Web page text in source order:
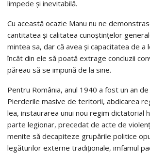
limpede şi inevitabilă.
Cu această ocazie Manu nu ne
cantitatea şi calitatea cunoştinţelor
mintea sa, dar că avea şi capacitatea de a
încât din ele să poată extrage concluzii
păreau să se impună de la sine.
Pentru România, anul 1940 a fost un an
Pierderile masive de teritorii, abdicarea
lea, instaurarea unui nou regim dictatorial
parte legionar, precedat de acte de
menite să decapiteze grupările politice
legăturilor externe tradiţionale, imfamul